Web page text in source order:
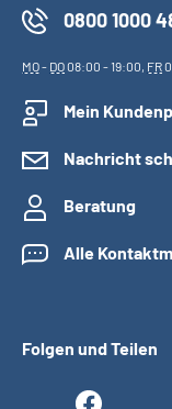
0800 1000
MO- DO08:00 - 19:00, FR
Mein
Nachricht
Beratung
Alle
Folgen und Teilen